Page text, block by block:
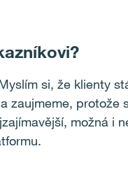
si, že klienty
zaujmeme,
možná i